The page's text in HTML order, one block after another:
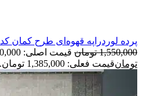
لوردراپه قهوه‌ای طرح کمان کد 93
تومان قیمت اصلی: 1,550,000 تومان بود.
قیمت فعلی: 1,385,000 تومان.